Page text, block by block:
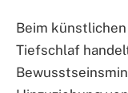
Beim
Tiefschlaf